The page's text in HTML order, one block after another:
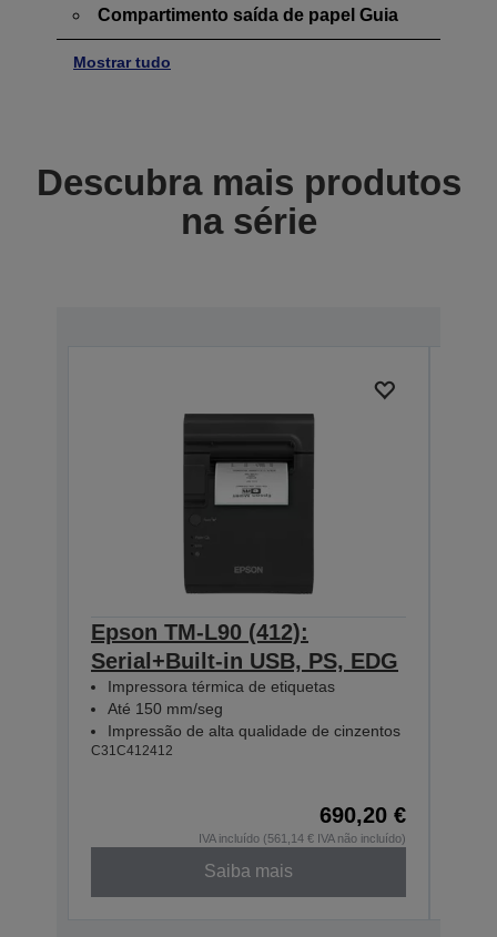
Compartimento saída de papel Guia
Mostrar tudo
Descubra mais produtos
na série
Epson TM-L90 (412):
Serial+Built-in USB, PS, EDG
Impressora térmica de etiquetas
Até 150 mm/seg
Impressão de alta qualidade de cinzentos
C31C412412
690,20 €
IVA incluído (561,14 € IVA não incluído)
Saiba mais